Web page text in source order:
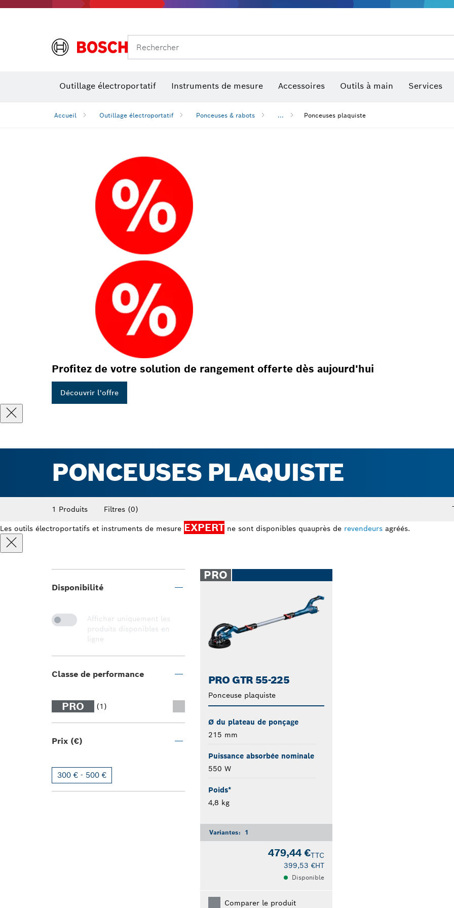
Rechercher
Outillage électroportatif Instruments de mesure Accessoires Outils à main Services
Accueil Outillage électroportatif Ponceuses & rabots ... Ponceuses plaquiste
Profitez de votre solution de rangement offerte dès aujourd'hui
Découvrir l'offre
PONCEUSES PLAQUISTE
1 Produits Filtres (0)
Les outils électroportatifs et instruments de mesure EXPERT ne sont disponibles quauprès de revendeurs agréés.
Disponibilité
Afficher uniquement les
produits disponibles en
ligne
Classe de performance
PRO (1)
Prix (€)
300 € - 500 €
PRO
PRO GTR 55-225
Ponceuse plaquiste
Ø du plateau de ponçage
215 mm
Puissance absorbée nominale
550 W
Poids*
4,8 kg
Variantes: 1
479,44 €TTC
399,53 €HT
Disponible
Comparer le produit